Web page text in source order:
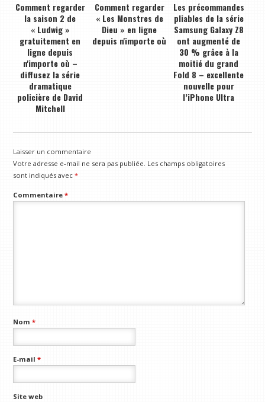
Comment regarder
la saison 2 de
« Ludwig »
gratuitement en
ligne depuis
n'importe où –
diffusez la série
dramatique
policière de David
Mitchell
Comment regarder
« Les Monstres de
Dieu » en ligne
depuis n'importe où
Les précommandes
pliables de la série
Samsung Galaxy Z8
ont augmenté de
30 % grâce à la
moitié du grand
Fold 8 – excellente
nouvelle pour
l’iPhone Ultra
Laisser un commentaire
Votre adresse e-mail ne sera pas publiée. Les champs obligatoires
sont indiqués avec*
Commentaire*
Nom*
E-mail*
Site web